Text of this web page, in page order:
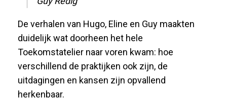
De verhalen van Hugo, Eline en Guy maakten
duidelijk wat doorheen het hele
Toekomstatelier naar voren kwam: hoe
verschillend de praktijken ook zijn, de
uitdagingen en kansen zijn opvallend
herkenbaar.